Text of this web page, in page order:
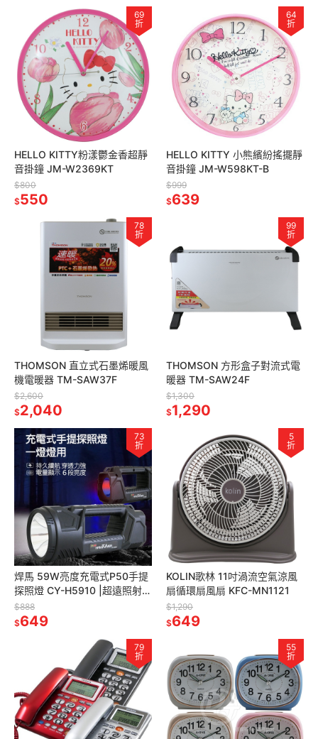
69
折
HELLO KITTY粉漾鬱金香超靜
音掛鐘 JM-W2369KT
$800
$550
64
折
HELLO KITTY 小熊繽紛搖擺靜
音掛鐘 JM-W598KT-B
$999
$639
78
折
THOMSON 直立式石墨烯暖風
機電暖器 TM-SAW37F
$2,600
$2,040
99
折
THOMSON 方形盒子對流式電
暖器 TM-SAW24F
$1,300
$1,290
73
折
焊馬 59W亮度充電式P50手提
探照燈 CY-H5910 |超遠照射距
離|內建鋰電池|
$888
$649
5
折
KOLIN歌林 11吋渦流空氣涼風
扇循環扇風扇 KFC-MN1121
$1,290
$649
79
折
55
折